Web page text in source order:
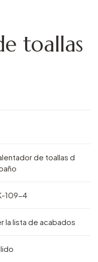
toallas
de toallas d
109-4
la lista de acabados